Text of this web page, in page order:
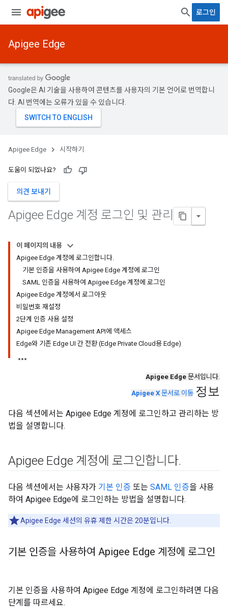
로그인
Apigee Edge
Google은 AI 기술을 사용하여 콘텐츠를 사용자의 기본 언어로 번역합니
다. AI 번역에는 오류가 있을 수 있습니다.
Apigee Edge 시작하기
도움이 되었나요?
의견 보내기
Apigee Edge 계정 로그인 및 관리
이 페이지의 내용
Apigee Edge 계정에 로그인합니다.
기본 인증을 사용하여 Apigee Edge 계정에 로그인
SAML 인증을 사용하여 Apigee Edge 계정에 로그인
Apigee Edge 계정에서 로그아웃
비밀번호 재설정
2단계 인증 사용 설정
Apigee Edge Management API에 액세스
Edge와 기존 Edge UI 간 전환 (Edge Private Cloud용 Edge)
Apigee Edge 문서입니다.
Apigee X 문서로 이동 정보
다음 섹션에서는 Apigee Edge 계정에 로그인하고 관리하는 방
법을 설명합니다.
Apigee Edge 계정에 로그인합니다.
다음 섹션에서는 사용자가 기본 인증 또는 SAML 인증을 사용
하여 Apigee Edge에 로그인하는 방법을 설명합니다.
Apigee Edge 세션의 유휴 제한 시간은 20분입니다.
기본 인증을 사용하여 Apigee Edge 계정에 로그인
기본 인증을 사용하여 Apigee Edge 계정에 로그인하려면 다음
단계를 따르세요.